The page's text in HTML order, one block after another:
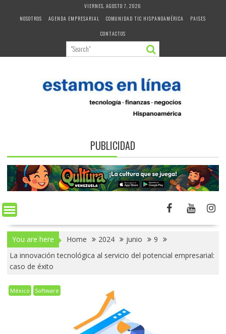
VIERNES, AGOSTO 7, 2026
NOSOTROS
AGENDA EMPRESARIAL COMUNIDAD TIC HISPANOAMÉRICA
PAISES
CONTACTOS
PUBLICIDAD
You are here Home 2024 junio
9
La innovación tecnológica al servicio del potencial empresarial:
caso de éxito
México Software